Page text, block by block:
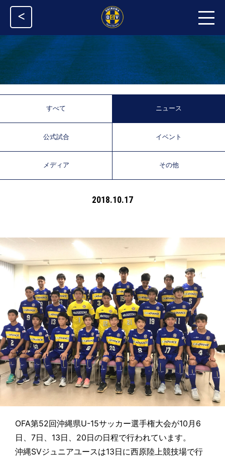
<
すべて ニュース
公式試合 イベント
メディア その他
2018.10.17
OFA第52回沖縄県U-15サッカー選手権大会が10月6
日、7日、13日、20日の日程で行われています。
沖縄SVジュニアユースは13日に西原陸上競技場で行